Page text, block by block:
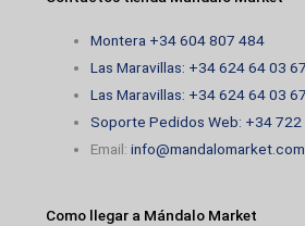
Montera +34 604 807 484
Las Maravillas: +34 624 64 03 67
Las Maravillas: +34 624 64 03 67
Soporte Pedidos Web: +34 722
Email:info@mandalomarket.com
Como llegar a Mándalo Market